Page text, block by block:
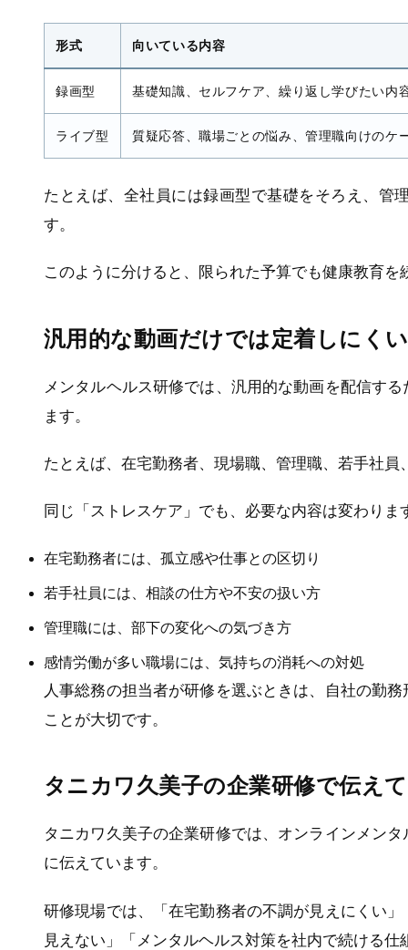
形式 向いている内容
録画型 基礎知識、セルフケア、繰り返し学びたい内
ライブ型 質疑応答、職場ごとの悩み、管理職向けのケ
たとえば、全社員には録画型で基礎をそろえ、管
す。
このように分けると、限られた予算でも健康教育を
汎用的な動画だけでは定着しにくい
メンタルヘルス研修では、汎用的な動画を配信す
ます。
たとえば、在宅勤務者、現場職、管理職、若手社
同じ「ストレスケア」でも、必要な内容は変わりま
在宅勤務者には、孤立感や仕事との区切り
若手社員には、相談の仕方や不安の扱い方
管理職には、部下の変化への気づき方
感情労働が多い職場には、気持ちの消耗への対処
人事総務の担当者が研修を選ぶときは、自社の勤
ことが大切です。
タニカワ久美子の企業研修で伝え
タニカワ久美子の企業研修では、オンラインメン
に伝えています。
研修現場では、「在宅勤務者の不調が見えにくい
見えない」「メンタルヘルス対策を社内で続ける